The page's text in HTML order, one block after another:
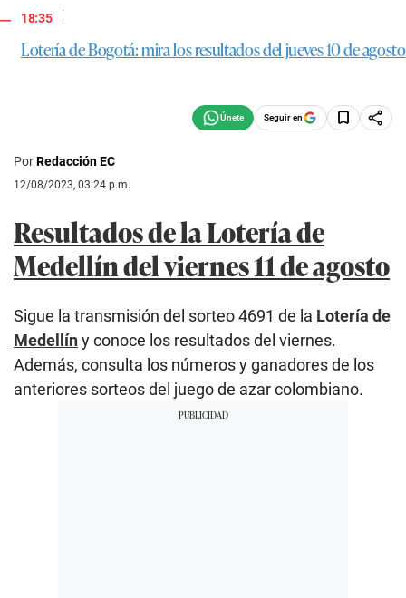
18:35
|
Lotería de Bogotá: mira los resultados del jueves 10 de agosto
Seguir en
PorRedacción EC
12/08/2023, 03:24 p.m.
Resultados de la Lotería de
Medellín del viernes 11 de agosto
Sigue la transmisión del sorteo 4691 de la Lotería de
Medellíny conoce los resultados del viernes.
Además, consulta los números y ganadores de los
anteriores sorteos del juego de azar colombiano.